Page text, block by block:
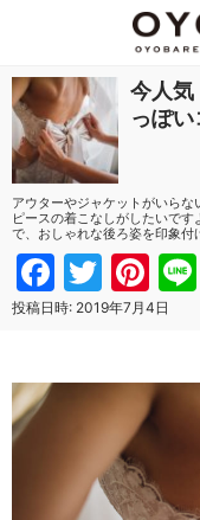
今人気
っぽ
アウターやジャケットがいら
ピースの着こなしがしたいで
で、おしゃれな後ろ姿を印象付
投稿日時: 2019年7月4日